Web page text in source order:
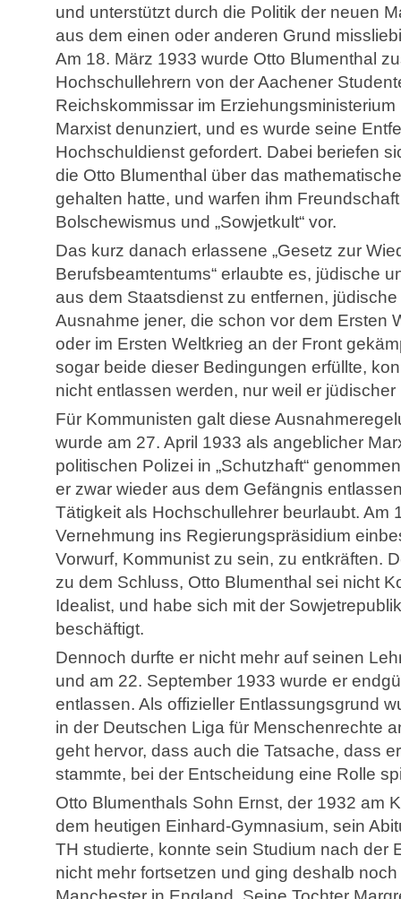
und unterstützt durch die Politik der neuen
aus dem einen oder anderen Grund
Am 18. März 1933 wurde Otto Blumenthal
Hochschullehrern von der Aachener
Reichskommissar im
Marxist denunziert, und es wurde seine
Hochschuldienst gefordert. Dabei beriefen
die Otto Blumenthal über das
gehalten hatte, und warfen ihm
Bolschewismus und „Sowjetkult“ vor.
Das kurz danach erlassene „Gesetz zur
Berufsbeamtentums“ erlaubte es, jüdische
aus dem Staatsdienst zu entfernen,
Ausnahme jener, die schon vor dem Ersten
oder im Ersten Weltkrieg an der Front
sogar beide dieser Bedingungen erfüllte,
nicht entlassen werden, nur weil er jüdischer
Für Kommunisten galt diese
wurde am 27. April 1933 als angeblicher
politischen Polizei in „Schutzhaft“
er zwar wieder aus dem Gefängnis
Tätigkeit als Hochschullehrer beurlaubt. Am
Vernehmung ins Regierungspräsidium
Vorwurf, Kommunist zu sein, zu entkräften.
zu dem Schluss, Otto Blumenthal sei nicht
Idealist, und habe sich mit der
beschäftigt.
Dennoch durfte er nicht mehr auf seinen
und am 22. September 1933 wurde er
entlassen. Als offizieller Entlassungsgrund
in der Deutschen Liga für Menschenrechte
geht hervor, dass auch die Tatsache, dass
stammte, bei der Entscheidung eine Rolle
Otto Blumenthals Sohn Ernst, der 1932 am
dem heutigen Einhard-Gymnasium, sein
TH studierte, konnte sein Studium nach der
nicht mehr fortsetzen und ging deshalb